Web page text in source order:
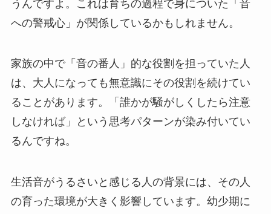
うんですよ。これは育ちの過程で身についた「音
への警戒心」が関係しているかもしれません。
家族の中で「音の番人」的な役割を担っていた人
は、大人になっても無意識にその役割を続けてい
ることがあります。「誰かが騒がしくしたら注意
しなければ」という思考パターンが染み付いてい
るんですね。
生活音がうるさいと感じる人の背景には、その人
の育った環境が大きく影響しています。幼少期に